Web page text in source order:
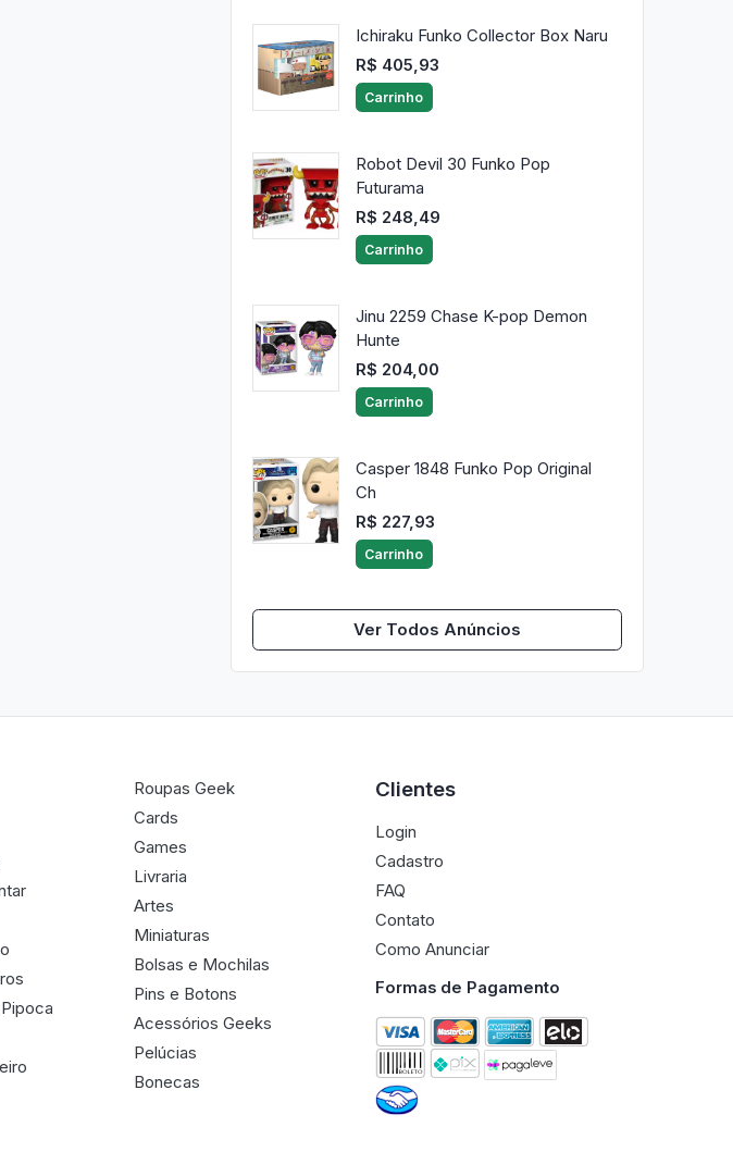
Ichiraku Funko Collector Box Naru
R$ 405,93
Carrinho
Robot Devil 30 Funko Pop
Futurama
R$ 248,49
Carrinho
Jinu 2259 Chase K-pop Demon
Hunte
R$ 204,00
Carrinho
Casper 1848 Funko Pop Original
Ch
R$ 227,93
Carrinho
Ver Todos Anúncios
Roupas Geek
Cards
Games
Livraria
Artes
Miniaturas
Bolsas e Mochilas
Pins e Botons
Acessórios Geeks
Pelúcias
Bonecas
Clientes
Login
Cadastro
FAQ
Contato
Como Anunciar
Formas de Pagamento